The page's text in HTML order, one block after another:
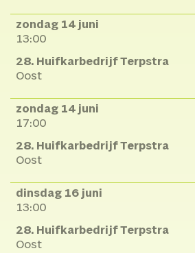
zondag 14 juni
13:00
28. Huifkarbedrijf Terpstra
Oost
zondag 14 juni
17:00
28. Huifkarbedrijf Terpstra
Oost
dinsdag 16 juni
13:00
28. Huifkarbedrijf Terpstra
Oost